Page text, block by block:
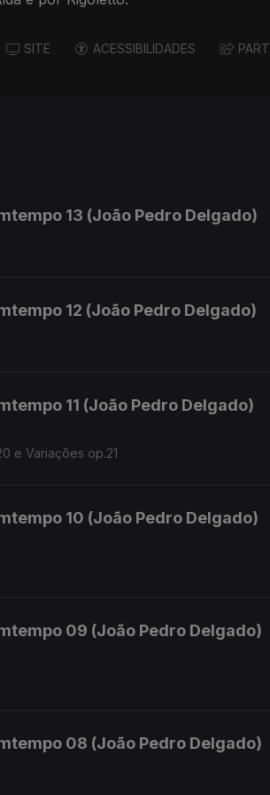
SITE ACESSIBILIDADES
13 (João Pedro Delgado)
12 (João Pedro Delgado)
11 (João Pedro Delgado)
e Variações op.21
10 (João Pedro Delgado)
09 (João Pedro Delgado)
08 (João Pedro Delgado)